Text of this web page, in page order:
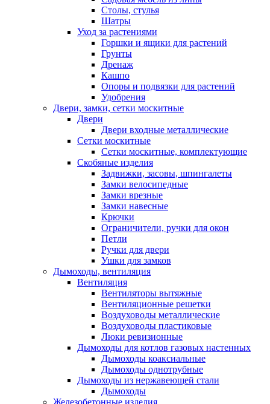
Столы, стулья
Шатры
Уход за растениями
Горшки и ящики для растений
Грунты
Дренаж
Кашпо
Опоры и подвязки для растений
Удобрения
Двери, замки, сетки москитные
Двери
Двери входные металлические
Сетки москитные
Сетки москитные, комплектующие
Скобяные изделия
Задвижки, засовы, шпингалеты
Замки велосипедные
Замки врезные
Замки навесные
Крючки
Ограничители, ручки для окон
Петли
Ручки для двери
Ушки для замков
Дымоходы, вентиляция
Вентиляция
Вентиляторы вытяжные
Вентиляционные решетки
Воздуховоды металлические
Воздуховоды пластиковые
Люки ревизионные
Дымоходы для котлов газовых настенных
Дымоходы коаксиальные
Дымоходы однотрубные
Дымоходы из нержавеющей стали
Дымоходы
Железобетонные изделия